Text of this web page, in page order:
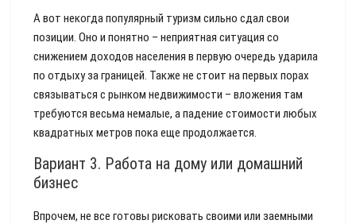
А вот некогда популярный туризм сильно сдал свои
позиции. Оно и понятно – неприятная ситуация со
снижением доходов населения в первую очередь ударила
по отдыху за границей. Также не стоит на первых порах
связываться с рынком недвижимости – вложения там
требуются весьма немалые, а падение стоимости любых
квадратных метров пока еще продолжается.
Вариант 3. Работа на дому или домашний
бизнес
Впрочем, не все готовы рисковать своими или заемными